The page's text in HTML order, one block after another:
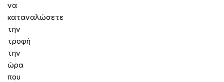
να
καταναλώσετε
την
τροφή
την
ώρα
που